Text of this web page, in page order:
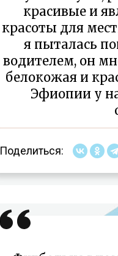
красивые и
красоты для
я пыталась
водителем, он
белокожая и
Эфиопии у
Поделиться: